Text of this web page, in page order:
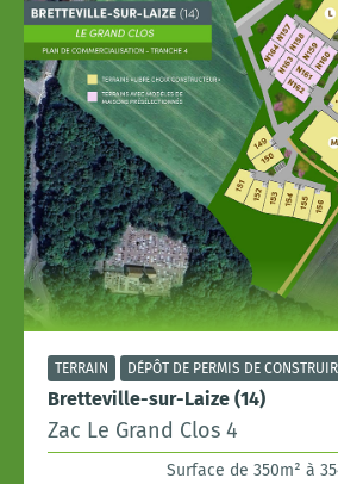
TERRAIN DÉPÔT DE PERMIS DE
Bretteville-sur-Laize (14)
Zac Le Grand Clos 4
Surface de 350m² à